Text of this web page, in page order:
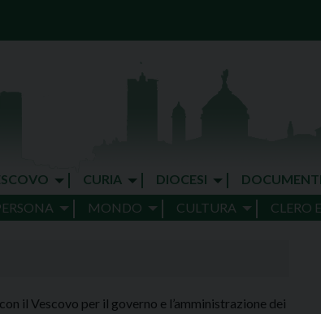
CURIA DIOCESI DOCUMENTI
MONDO CULTURA CLERO
il Vescovo per il governo e l’amministrazione dei